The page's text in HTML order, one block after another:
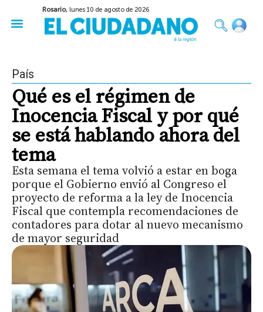
Rosario,lunes 10 de agosto de 2026
País
Qué es el régimen de
Inocencia Fiscal y por qué
se está hablando ahora del
tema
Esta semana el tema volvió a estar en boga
porque el Gobierno envió al Congreso el
proyecto de reforma a la ley de Inocencia
Fiscal que contempla recomendaciones de
contadores para dotar al nuevo mecanismo
de mayor seguridad